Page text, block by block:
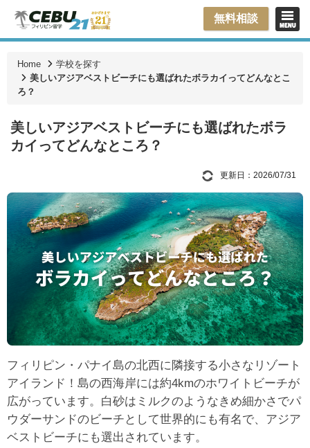
無料相談
Home
学校を探す
美しいアジアベストビーチにも選ばれたボラカイってどんなとこ
ろ？
美しいアジアベストビーチにも選ばれたボラ
カイってどんなところ？
更新日：2026/07/31
フィリピン・パナイ島の北西に隣接する小さなリゾート
アイランド！島の西海岸には約4kmのホワイトビーチが
広がっています。白砂はミルクのようなきめ細かさでパ
ウダーサンドのビーチとして世界的にも有名で、アジア
ベストビーチにも選出されています。